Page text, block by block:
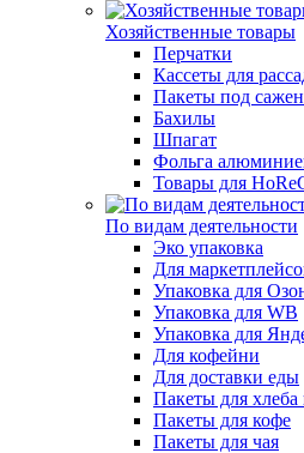
Хозяйственные товары
Перчатки
Кассеты для
Пакеты под
Бахилы
Шпагат
Фольга
Товары для
По видам деятельности
Эко упаковка
Для
Упаковка для
Упаковка для WB
Упаковка для
Для кофейни
Для доставки еды
Пакеты для
Пакеты для кофе
Пакеты для чая